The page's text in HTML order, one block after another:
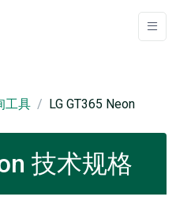
工具 LG GT365 Neon
技术规格